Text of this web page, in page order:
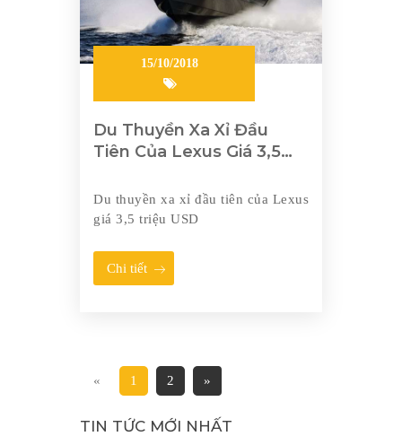
15/10/2018
Du Thuyền Xa Xỉ Đầu
Tiên Của Lexus Giá 3,5
Du thuyền xa xỉ đầu tiên của Lexus
giá 3,5 triệu USD
Chi tiết
« 1 2 »
TIN TỨC MỚI NHẤT